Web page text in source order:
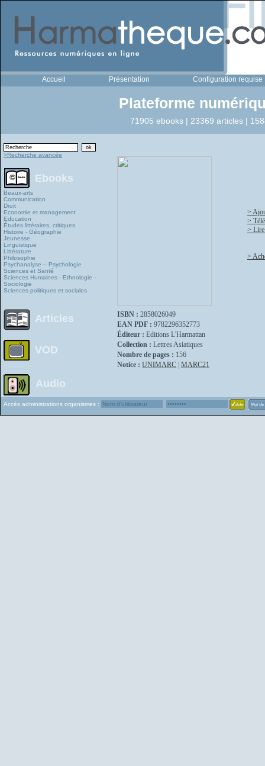
Accueil Présentation Configuration requise
Plateforme
71905 ebooks | 23369 articles |
>Recherche avancée
Ebooks
Beaux-arts
Communication
Droit
Economie et management
Education
Études littéraires, critiques
Histoire - Géographie
Jeunesse
Linguistique
Littérature
Philosophie
Psychanalyse – Psychologie
Sciences et Santé
Sciences Humaines - Ethnologie -
Sociologie
Sciences politiques et sociales
Articles
VOD
Audio
ISBN : 2858026049
EAN PDF : 9782296352773
Éditeur : Editions L'Harmattan
Collection : Lettres Asiatiques
Nombre de pages : 156
Notice : UNIMARC MARC21
>
>
> Lire
>
Accès administrations organismes :